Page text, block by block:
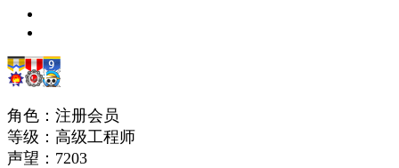
角色：注册会员
等级：高级工程师
声望： 7203